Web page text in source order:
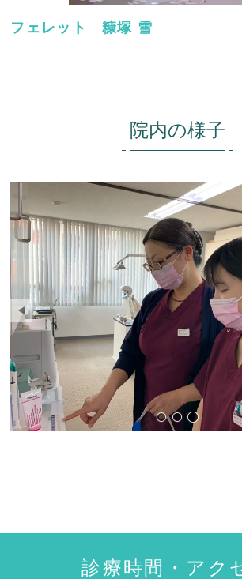
フェレット 糠塚 雪
院内の様子
診療風景_01
診療風景
診療風
診療時間・アク